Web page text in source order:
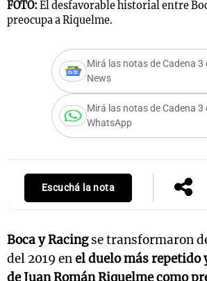
FOTO: El desfavorable historial entre
preocupa a Riquelme.
Mirá las notas de Cadena 3
News
Mirá las notas de Cadena 3
WhatsApp
Escuchá la nota
Boca y Racingse transformaron
del 2019 enel duelo más repetido
de Juan Román Riquelme como
Mundial 2026